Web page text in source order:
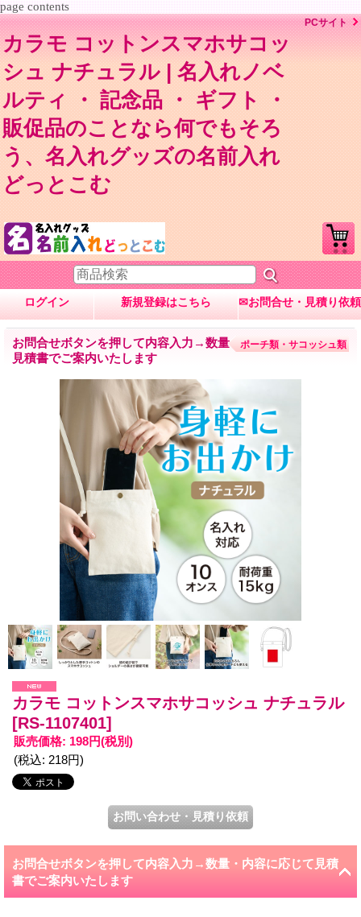
page contents
カラモ コットンスマホサコッ
シュ ナチュラル | 名入れノベ
ルティ ・ 記念品 ・ ギフト ・
販促品のことなら何でもそろ
う、名入れグッズの名前入れ
どっとこむ
PCサイト
ログイン 新規登録はこちら ✉お問合せ・見積り依頼
お問合せボタンを押して内容入力→数量・内容に応じて
見積書でご案内いたします
ポーチ類・サコッシュ類
カラモ コットンスマホサコッシュ ナチュラル
[RS-1107401]
販売価格: 198円(税別)
(税込: 218円)
お問合せボタンを押して内容入力→数量・内容に応じて見積
書でご案内いたします